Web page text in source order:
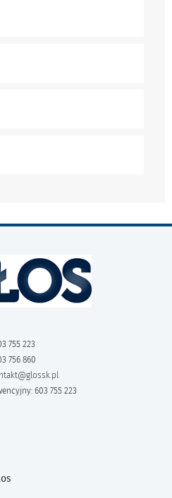
755 223
756 860
603 755 223